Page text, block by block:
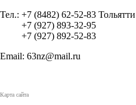
Тел.: +7 (8482) 62-52-83 Тольятти
+7 (927) 893-32-95
+7 (927) 892-52-83
Email: 63nz@mail.ru
Карта сайта